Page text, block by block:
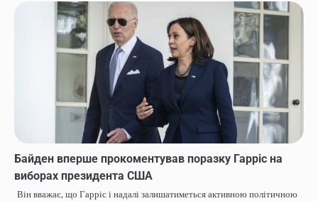
Байден вперше прокоментував поразку Гарріс на
виборах президента США
Він вважає, що Гарріс і надалі залишатиметься активною політичною